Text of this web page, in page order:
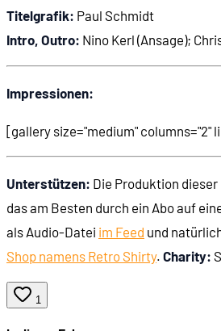
02:02:21 Ein erfolgreiches
02:05:55
02:06:59 Die weitere Serie
02:08:09 Stronghold Crusader
02:10:32 Fazit
Titelgrafik: Paul Schmidt
Intro, Outro: Nino Kerl (Ansage);
Impressionen:
[gallery size="medium" columns="2"
Unterstützen: Die Produktion
das am Besten durch ein Abo auf
als Audio-Datei im Feed und
Shop namens Retro Shirty. Charity:
1